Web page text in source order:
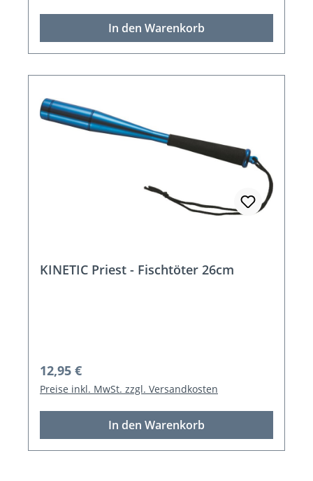
In den Warenkorb
KINETIC Priest - Fischtöter 26cm
Regulärer Preis:
12,95 €
Preise inkl. MwSt. zzgl. Versandkosten
In den Warenkorb